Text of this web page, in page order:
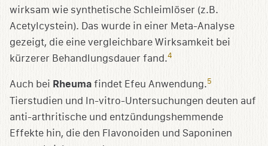
wirksam wie synthetische Schleimlöser (z.B.
Acetylcystein). Das wurde in einer Meta-Analyse
gezeigt, die eine vergleichbare Wirksamkeit bei
kürzerer Behandlungsdauer fand.4
Auch bei Rheuma findet Efeu Anwendung.5
Tierstudien und In-vitro-Untersuchungen deuten auf
anti-arthritische und entzündungshemmende
Effekte hin, die den Flavonoiden und Saponinen